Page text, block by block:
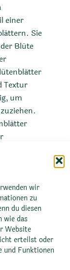
wir
zu
du diesen
wie das
Website
erteilst oder
und Funktionen
einer
Sie
Blüte
Textur
um
Neben
die